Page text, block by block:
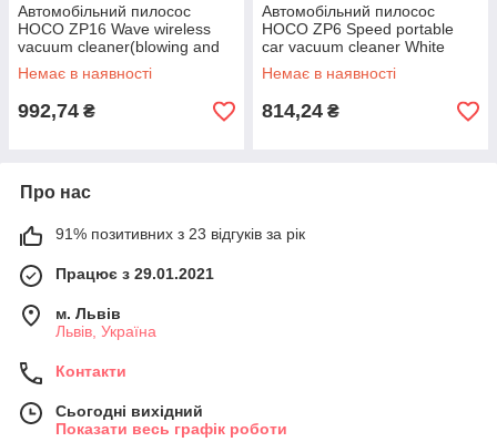
Автомобільний пилосос
HOCO ZP16 Wave wireless
vacuum cleaner(blowing and
suction integrated) White
Немає в наявності
992,74 ₴
Автомобільний пилосос
HOCO ZP6 Speed portable
car vacuum cleaner White
Немає в наявності
814,24 ₴
Про нас
91% позитивних з 23 відгуків за рік
Працює з 29.01.2021
м. Львів
Львів, Україна
Контакти
Сьогодні вихідний
Показати весь графік роботи